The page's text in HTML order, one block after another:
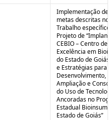
Implementação de
metas descritas no
Trabalho específico
Projeto de
CEBIO – Centro de
Excelência em
do Estado de Goiás
e Estratégias para o
Desenvolvimento,
Ampliação e
do Uso de
Ancoradas no
Estadual
Estado de Goiás”